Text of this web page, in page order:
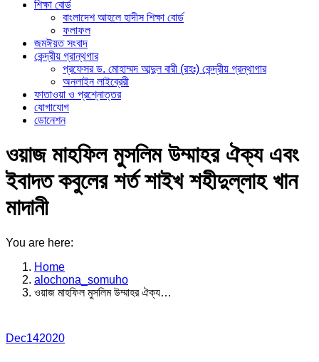
শিক্ষা বোর্ড
বাংলাদেশ আহলে হাদীস শিক্ষা বোর্ড
ফলাফল
জমঈয়ত সংবাদ
কেন্দ্রীয় গ্রান্থগার
প্রফেসর ড. মোহাম্মদ আব্দুল বারী (রহঃ) কেন্দ্রীয় গ্রন্থাগার
অনলাইন লাইব্রেরী
ফাতাওয়া ও প্রশ্নোত্তর
যোগাযোগ
ডোনেশন
ওয়াজ মাহফিল মুসলিম উম্মাহর ঐক্য এবং
ইবাদত কবুলের শর্ত শাইখ শহীদুল্লাহ খান
মাদানী
You are here:
Home
alochona_somuho
ওয়াজ মাহফিল মুসলিম উম্মাহর ঐক্য…
Dec142020